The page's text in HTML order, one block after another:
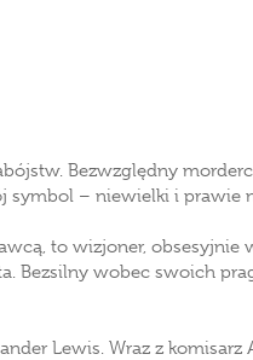
Bezwzględny
symbol – niewielki i prawie
to wizjoner, obsesyjnie
Bezsilny wobec swoich
Lewis. Wraz z komisarz